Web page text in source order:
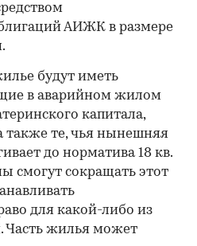
АИЖК в размере
будут иметь
в аварийном жилом
капитала,
также те, чья нынешняя
до норматива 18 кв.
смогут сокращать этот
для какой-либо из
Часть жилья может